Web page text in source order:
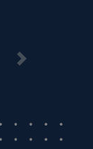
Next